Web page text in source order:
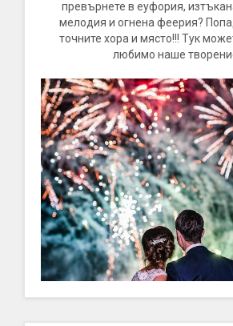
превърнете в еуфория,
мелодия и огнена феерия?
точните хора и място!!! Тук
любимо наше